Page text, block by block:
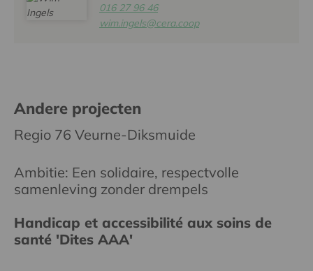
016 27 96 46
wim.ingels@cera.coop
Andere projecten
Regio 76 Veurne-Diksmuide
Ambitie: Een solidaire, respectvolle
samenleving zonder drempels
Handicap et accessibilité aux soins de
santé 'Dites AAA'